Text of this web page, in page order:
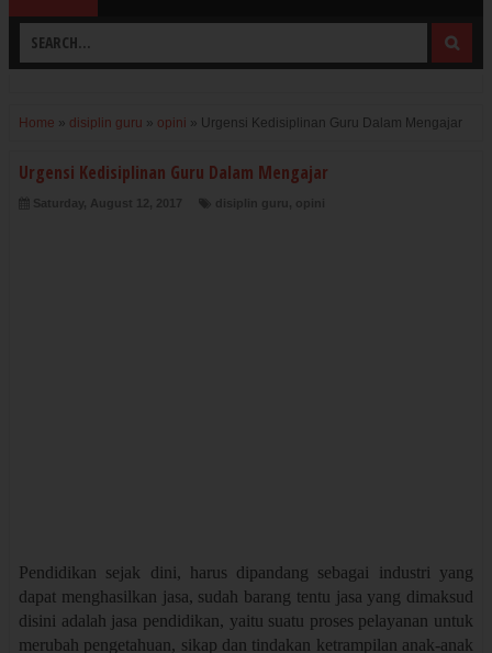
Home » disiplin guru » opini » Urgensi Kedisiplinan Guru Dalam Mengajar
Urgensi Kedisiplinan Guru Dalam Mengajar
Pendidikan sejak dini, harus dipandang sebagai industri yang
dapat menghasilkan jasa, sudah barang tentu jasa yang dimaksud
disini adalah jasa pendidikan, yaitu suatu proses pelayanan untuk
merubah pengetahuan, sikap dan tindakan ketrampilan anak-anak